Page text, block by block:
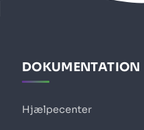
DOKUMENTATION
Hjælpecenter